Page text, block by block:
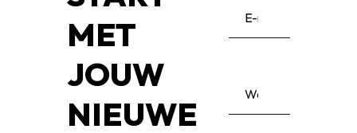
MET
JOUW
NIEUWE